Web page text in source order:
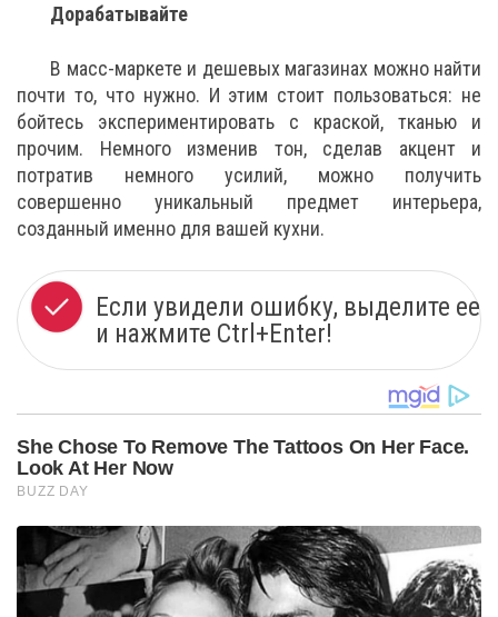
Дорабатывайте
В масс-маркете и дешевых магазинах можно найти
почти то, что нужно. И этим стоит пользоваться: не
бойтесь экспериментировать с краской, тканью и
прочим. Немного изменив тон, сделав акцент и
потратив немного усилий, можно получить
совершенно уникальный предмет интерьера,
созданный именно для вашей кухни.
Если увидели ошибку, выделите ее
и нажмите Ctrl+Enter!
She Chose To Remove The Tattoos On Her Face.
Look At Her Now
BUZZ DAY